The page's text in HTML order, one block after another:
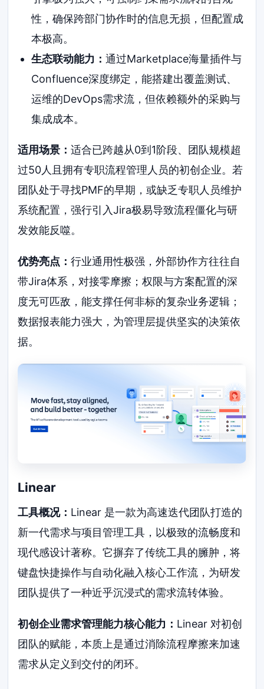
性，确保跨部门协作时的信息无损，但配置成
本极高。
生态联动能力： 通过Marketplace海量插件与
Confluence深度绑定，能搭建出覆盖测试、
运维的DevOps需求流，但依赖额外的采购与
集成成本。
适用场景：适合已跨越从0到1阶段、团队规模超
过50人且拥有专职流程管理人员的初创企业。若
团队处于寻找PMF的早期，或缺乏专职人员维护
系统配置，强行引入Jira极易导致流程僵化与研
发效能反噬。
优势亮点：行业通用性极强，外部协作方往往自
带Jira体系，对接零摩擦；权限与方案配置的深
度无可匹敌，能支撑任何非标的复杂业务逻辑；
数据报表能力强大，为管理层提供坚实的决策依
据。
Linear
工具概况： Linear 是一款为高速迭代团队打造的
新一代需求与项目管理工具，以极致的流畅度和
现代感设计著称。它摒弃了传统工具的臃肿，将
键盘快捷操作与自动化融入核心工作流，为研发
团队提供了一种近乎沉浸式的需求流转体验。
初创企业需求管理能力核心能力： Linear 对初创
团队的赋能，本质上是通过消除流程摩擦来加速
需求从定义到交付的闭环。